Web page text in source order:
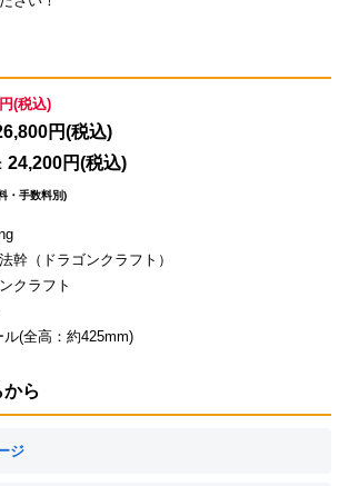
(税込)
円(税込)
24,200円(税込)
・手数料別)
幹（ドラゴンクラフト）
クラフト
ル(全高：約425mm)
ら
ジ